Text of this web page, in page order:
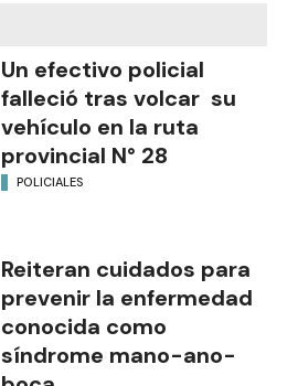
Un efectivo policial
falleció tras volcar su
vehículo en la ruta
provincial N° 28
POLICIALES
Reiteran cuidados para
prevenir la enfermedad
conocida como
síndrome mano-ano-